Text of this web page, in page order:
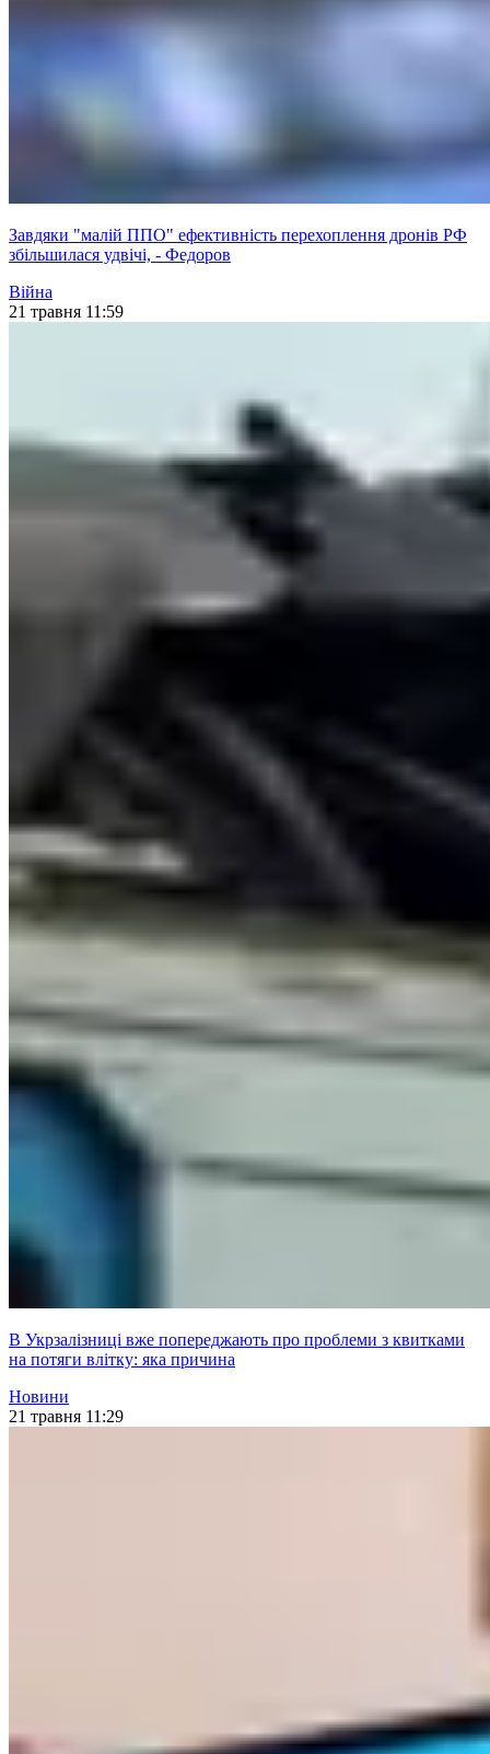
Завдяки "малій ППО" ефективність перехоплення дронів РФ
збільшилася удвічі, - Федоров
Війна
21 травня 11:59
В Укрзалізниці вже попереджають про проблеми з квитками
на потяги влітку: яка причина
Новини
21 травня 11:29